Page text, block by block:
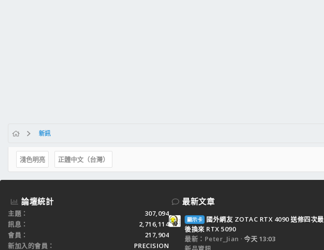
新訊
淺色明亮 正體中文（台灣）
論壇統計
主題
307,094
訊息
2,716,114
會員
217,904
新加入的會員
PRECISION
最新文章
顯示卡
國外網友 ZOTAC RTX 4090 送修四次最
後換來 RTX 5090
最新：Peter_Jian
今天 13:03